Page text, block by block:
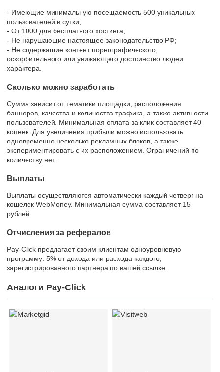
- Имеющие минимальную посещаемость 500 уникальных
пользователей в сутки;
- От 1000 для бесплатного хостинга;
- Не нарушающие настоящее законодательство РФ;
- Не содержащие контент порнографического,
оскорбительного или унижающего достоинство людей
характера.
Сколько можно заработать
Сумма зависит от тематики площадки, расположения
баннеров, качества и количества трафика, а также активности
пользователей. Минимальная оплата за клик составляет 40
копеек. Для увеличения прибыли можно использовать
одновременно несколько рекламных блоков, а также
экспериментировать с их расположением. Ограничений по
количеству нет.
Выплаты
Выплаты осуществляются автоматически каждый четверг на
кошелек WebMoney. Минимальная сумма составляет 15
рублей.
Отчисления за рефералов
Pay-Click предлагает своим клиентам одноуровневую
программу: 5% от дохода или расхода каждого,
зарегистрированного партнера по вашей ссылке.
Аналоги Pay-Click